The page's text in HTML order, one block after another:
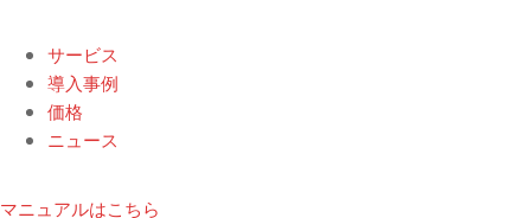
サービス
導入事例
価格
ニュース
マニュアルはこちら